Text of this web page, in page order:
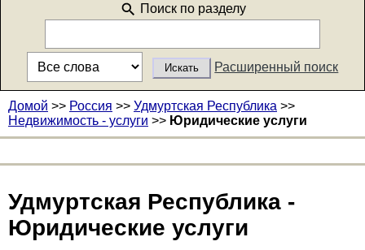
Поиск по разделу
Расширенный поиск
Домой >> Россия >> Удмуртская Республика >>
Недвижимость - услуги >> Юридические услуги
Удмуртская Республика -
Юридические услуги